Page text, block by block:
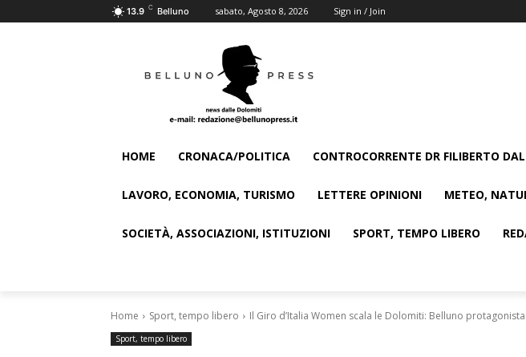
13.9 C Belluno sabato, Agosto 8, 2026 Sign in / Join
HOME CRONACA/POLITICA CONTROCORRENTE DR FILIBERTO
LAVORO, ECONOMIA, TURISMO LETTERE OPINIONI METEO,
SOCIETÀ, ASSOCIAZIONI, ISTITUZIONI SPORT, TEMPO LIBERO
Home Sport, tempo libero Il Giro d’Italia Women scala le Dolomiti: Belluno protagonista
Sport, tempo libero